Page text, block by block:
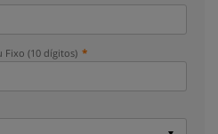
Fixo (10 dígitos)